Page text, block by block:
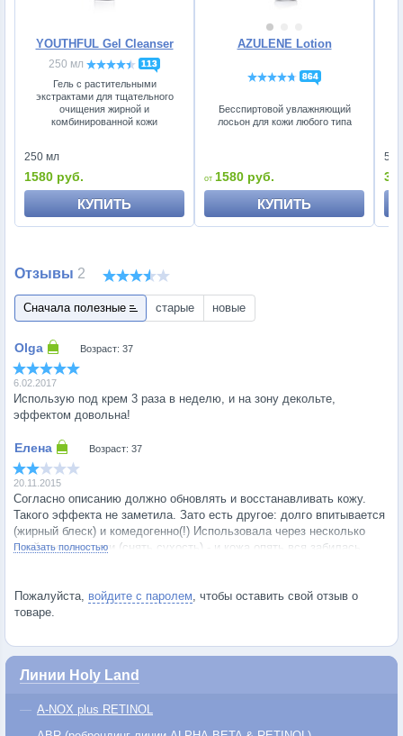
YOUTHFUL Gel Cleanser
250 мл 113
Гель с растительными
экстрактами для тщательного
очищения жирной и
комбинированной кожи
250 мл
1580 руб.
КУПИТЬ
AZULENE Lotion
864
Бесспиртовой увлажняющий
лосьон для кожи любого типа
1580 руб.
КУПИТЬ
50
Отзывы 2
Сначала полезные старые новые
Возраст: 37
6.02.2017
Использую под крем 3 раза в неделю, и на зону декольте,
эффектом довольна!
Возраст: 37
20.11.2015
Согласно описанию должно обновлять и восстанавливать кожу.
Такого эффекта не заметила. Зато есть другое: долго впитывается
(жирный блеск) и комедогенно(!) Использовала через несколько
дней после чистки (снять сухость) - и кожа опять вся забилась.
Поэтому теперь использую так: два раза в неделю каплю
добавляю в ночной крем, перемешиваю и наношу на лицо. При
темпами я не скоро от него избавлюсь.
Показать полностью
Пожалуйста, войдите с паролем , чтобы оставить свой отзыв о
товаре.
Линии Holy Land
A-NOX plus RETINOL